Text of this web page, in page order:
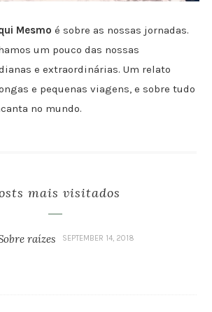
Mesmo é sobre as nossas jornadas.
um pouco das nossas
e extraordinárias. Um relato
e pequenas viagens, e sobre tudo
no mundo.
mais visitados
raízes SEPTEMBER 14, 2018